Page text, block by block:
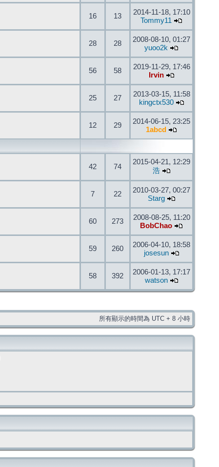
16 13
2014-11-18, 17:10
Tommy11
28 28
2008-08-10, 01:27
yuoo2k
56 58
2019-11-29, 17:46
Irvin
25 27
2013-03-15, 11:58
kingctx530
12 29
2014-06-15, 23:25
1abcd
42 74
2015-04-21, 12:29
浩
7 22
2010-03-27, 00:27
Starg
60 273
2008-08-25, 11:20
BobChao
59 260
2006-04-10, 18:58
josesun
58 392
2006-01-13, 17:17
watson
所有顯示的時間為 UTC + 8 小時